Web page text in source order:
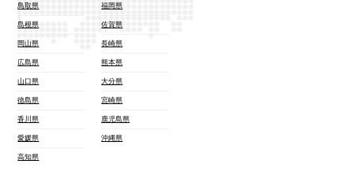
鳥取県
島根県
岡山県
広島県
山口県
徳島県
香川県
愛媛県
高知県
福岡県
佐賀県
長崎県
熊本県
大分県
宮崎県
鹿児島県
沖縄県